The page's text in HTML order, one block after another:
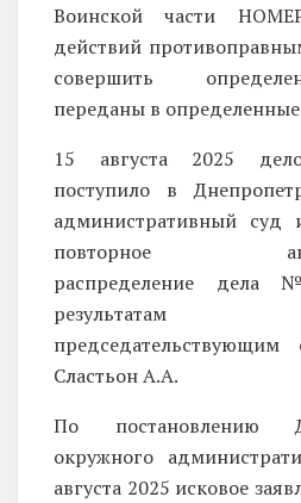
Воинской части
действий
совершить
переданы в
15 августа 2025
поступило в
административный суд
повторное
распределение дела
председательствующим
Сластьон А.А.
По постановлению
окружного
августа 2025 исковое